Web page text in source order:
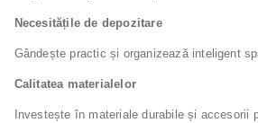
Necesitățile de depozitare
Gândește practic și organizează inteligent
Calitatea materialelor
Investește în materiale durabile și accesorii